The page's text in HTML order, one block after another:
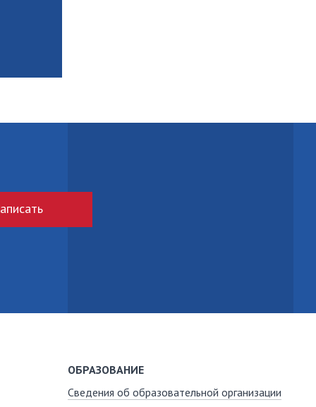
ОБРАЗОВАНИЕ
Сведения об образовательной организации